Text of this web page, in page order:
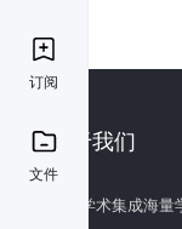
订阅
文件
关于我们
百度学术集成海